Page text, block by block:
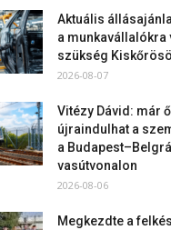
Aktuális
a munkavállalókra
szükség
2026-08-07
Vitézy Dávid: már
újraindulhat a
a
vasútvonalon
2026-08-06
Megkezdte a